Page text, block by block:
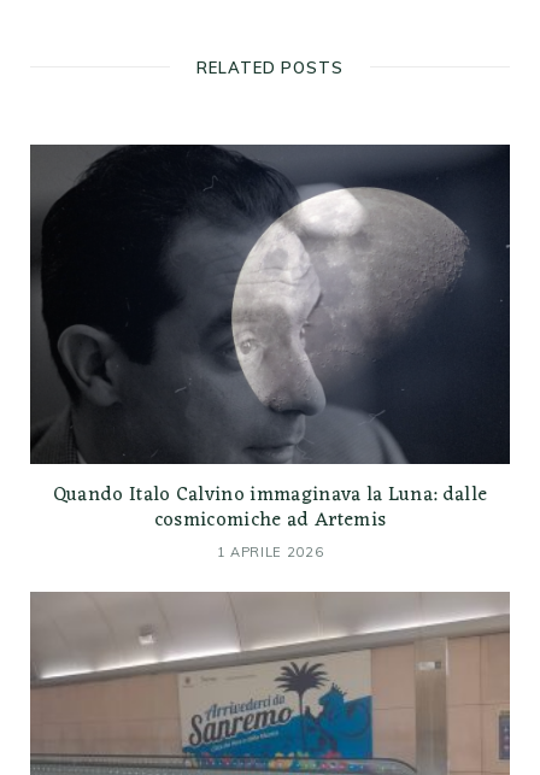
RELATED POSTS
Quando Italo Calvino immaginava la Luna: dalle
cosmicomiche ad Artemis
1 APRILE 2026